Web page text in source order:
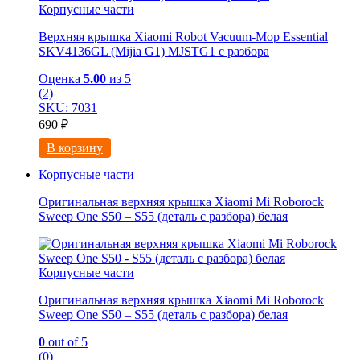
Корпусные части
Верхняя крышка Xiaomi Robot Vacuum-Mop Essential
SKV4136GL (Mijia G1) MJSTG1 с разбора
Оценка 5.00 из 5
(2)
SKU: 7031
690 ₽
В корзину
Корпусные части
Оригинальная верхняя крышка Xiaomi Mi Roborock
Sweep One S50 – S55 (деталь с разбора) белая
Корпусные части
Оригинальная верхняя крышка Xiaomi Mi Roborock
Sweep One S50 – S55 (деталь с разбора) белая
0 out of 5
(0)